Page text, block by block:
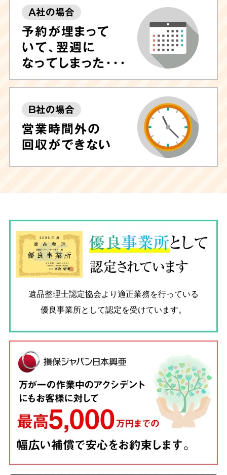
A社の場合
予約が埋まって
いて、翌週に
なってしまった･･･
B社の場合
営業時間外の
回収ができない
優良事業所として
認定されています
遺品整理士認定協会より適正業務を行っている
優良事業所として認定を受けています。